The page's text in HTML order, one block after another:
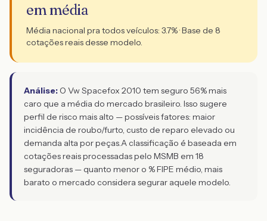
em média
Média nacional pra todos veículos: 3.7% · Base de 8
cotações reais desse modelo.
Análise: O Vw Spacefox 2010 tem seguro 56% mais
caro que a média do mercado brasileiro. Isso sugere
perfil de risco mais alto — possíveis fatores: maior
incidência de roubo/furto, custo de reparo elevado ou
demanda alta por peças.A classificação é baseada em
cotações reais processadas pelo MSMB em 18
seguradoras — quanto menor o % FIPE médio, mais
barato o mercado considera segurar aquele modelo.